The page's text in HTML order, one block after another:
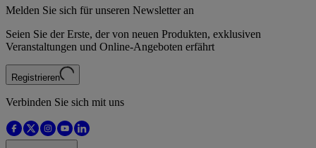
Melden Sie sich für unseren Newsletter an
Seien Sie der Erste, der von neuen Produkten, exklusiven
Veranstaltungen und Online-Angeboten erfährt
Registrieren
Verbinden Sie sich mit uns